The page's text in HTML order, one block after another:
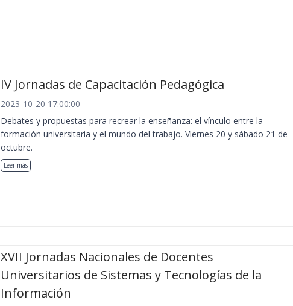
IV Jornadas de Capacitación Pedagógica
2023-10-20 17:00:00
Debates y propuestas para recrear la enseñanza: el vínculo entre la
formación universitaria y el mundo del trabajo. Viernes 20 y sábado 21 de
octubre.
Leer más
XVII Jornadas Nacionales de Docentes
Universitarios de Sistemas y Tecnologías de la
Información